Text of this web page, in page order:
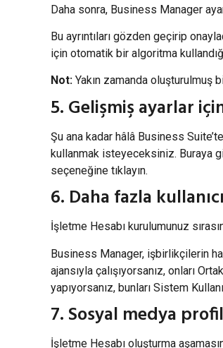
Daha sonra, Business Manager
Bu ayrıntıları gözden geçirip
için otomatik bir algoritma
Not: Yakın zamanda oluşturulmuş
5. Gelişmiş ayarlar
Şu ana kadar hâlâ Business
kullanmak isteyeceksiniz. Buraya
seçeneğine tıklayın.
6. Daha fazla
İşletme Hesabı kurulumunuz
Business Manager, işbirlikçilerin
ajansıyla çalışıyorsanız, onları
yapıyorsanız, bunları Sistem
7. Sosyal medya
İşletme Hesabı oluşturma